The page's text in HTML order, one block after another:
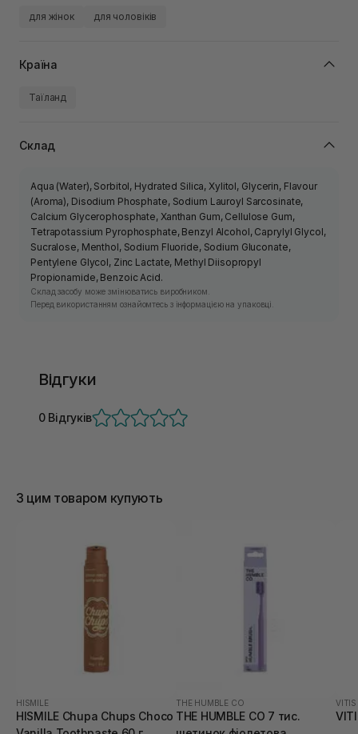
для жінок для чоловіків
Країна
Таїланд
Склад
Aqua (Water), Sorbitol, Hydrated Silica, Xylitol, Glycerin, Flavour
(Aroma), Disodium Phosphate, Sodium Lauroyl Sarcosinate,
Calcium Glycerophosphate, Xanthan Gum, Cellulose Gum,
Tetrapotassium Pyrophosphate, Benzyl Alcohol, Caprylyl Glycol,
Sucralose, Menthol, Sodium Fluoride, Sodium Gluconate,
Pentylene Glycol, Zinc Lactate, Methyl Diisopropyl
Propionamide, Benzoic Acid.
Склад засобу може змінюватись виробником.
Перед використанням ознайомтесь з інформацією на упаковці.
Відгуки
0 Відгуків
З цим товаром купують
HISMILE
HISMILE Chupa Chups Choco
THE HUMBLE CO
THE HUMBLE CO 7 тис.
VITIS